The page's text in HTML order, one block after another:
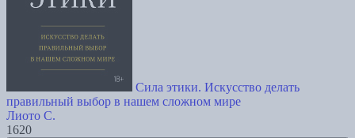
Сила этики. Искусство делать
правильный выбор в нашем сложном мире
Лиото С.
1620